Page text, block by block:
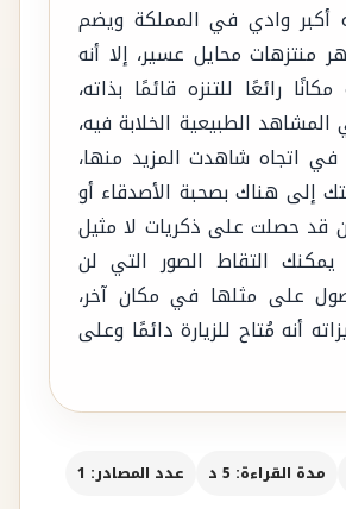
أكبر وادي في المملكة ويضم
منتزهات محايل عسير، إلا أنه
رائعًا للتنزه قائمًا بذاته،
الطبيعية الخلابة فيه،
اتجاه شاهدت المزيد منها،
إلى هناك بصحبة الأصدقاء أو
قد حصلت على ذكريات لا مثيل
يمكنك التقاط الصور التي لن
على مثلها في مكان آخر،
أنه مُتاح للزيارة دائمًا وعلى
مدة القراءة: 5 د عدد المصادر: 1